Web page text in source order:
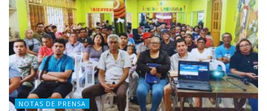
NOTAS DE PRENSA